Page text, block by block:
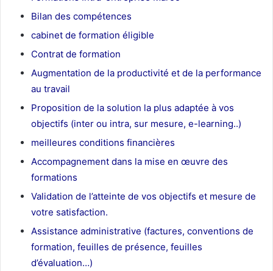
Bilan des compétences
cabinet de formation éligible
Contrat de formation
Augmentation de la productivité et de la performance
au travail
Proposition de la solution la plus adaptée à vos
objectifs (inter ou intra, sur mesure, e-learning..)
meilleures conditions financières
Accompagnement dans la mise en œuvre des
formations
Validation de l’atteinte de vos objectifs et mesure de
votre satisfaction.
Assistance administrative (factures, conventions de
formation, feuilles de présence, feuilles
d’évaluation…)